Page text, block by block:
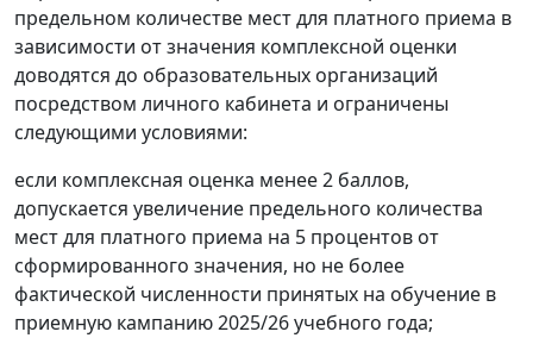
предельном количестве мест для платного приема в
зависимости от значения комплексной оценки
доводятся до образовательных организаций
посредством личного кабинета и ограничены
следующими условиями:
если комплексная оценка менее 2 баллов,
допускается увеличение предельного количества
мест для платного приема на 5 процентов от
сформированного значения, но не более
фактической численности принятых на обучение в
приемную кампанию 2025/26 учебного года;